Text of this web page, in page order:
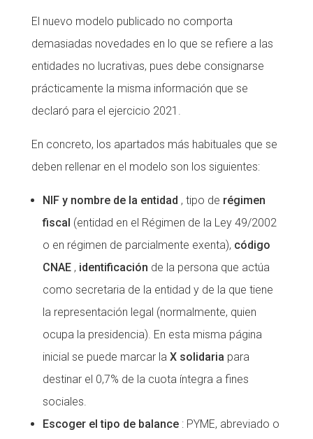
El nuevo modelo publicado no comporta
demasiadas novedades en lo que se refiere a las
entidades no lucrativas, pues debe consignarse
prácticamente la misma información que se
declaró para el ejercicio 2021.
En concreto, los apartados más habituales que se
deben rellenar en el modelo son los siguientes:
NIF y nombre de la entidad , tipo de régimen
fiscal (entidad en el Régimen de la Ley 49/2002
o en régimen de parcialmente exenta), código
CNAE, identificación de la persona que actúa
como secretaria de la entidad y de la que tiene
la representación legal (normalmente, quien
ocupa la presidencia). En esta misma página
inicial se puede marcar la X solidaria para
destinar el 0,7% de la cuota íntegra a fines
sociales.
Escoger el tipo de balance: PYME, abreviado o
ACTUALITAT
Notícies
Butlletins
Diari de la Fundació
Fundesplai als mitjans
Xarxes socials
COL·LABORA
Fes un donatiu
Treballa amb nosaltres
ACTUALITAT
Notícies
Butlletins
Diari de la Fundació
Fundesplai als mitjans
Xarxes socials
COL·LABORA
Fes un donatiu
Treballa amb nosaltres